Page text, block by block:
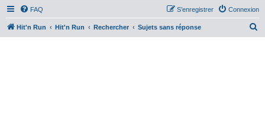
FAQ Connexion
S’enregistrer
Hit'n Run Hit'n Run Rechercher Sujets sans réponse